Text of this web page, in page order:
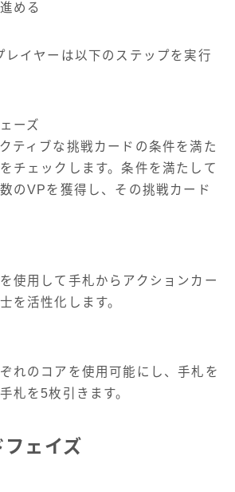
める
レイヤーは以下のステップを実行
ーズ
ティブな挑戦カードの条件を満た
チェックします。条件を満たして
のVPを獲得し、その挑戦カード
使用して手札からアクションカー
を活性化します。
れのコアを使用可能にし、手札を
札を5枚引きます。
フェイズ